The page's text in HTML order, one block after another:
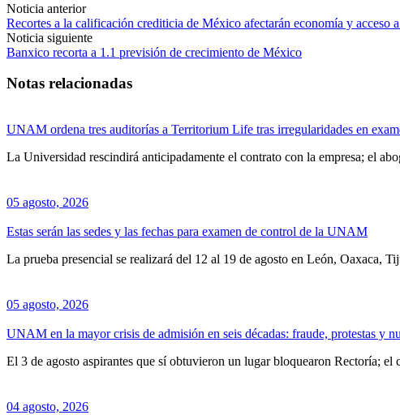
Noticia anterior
Recortes a la calificación crediticia de México afectarán economía y acceso
Noticia siguiente
Banxico recorta a 1.1 previsión de crecimiento de México
Notas relacionadas
UNAM ordena tres auditorías a Territorium Life tras irregularidades en
La Universidad rescindirá anticipadamente el contrato con la empresa; el
05 agosto, 2026
Estas serán las sedes y las fechas para examen de control de la UNAM
La prueba presencial se realizará del 12 al 19 de agosto en León, Oaxaca,
05 agosto, 2026
UNAM en la mayor crisis de admisión en seis décadas: fraude, protestas y
El 3 de agosto aspirantes que sí obtuvieron un lugar bloquearon Rectoría;
04 agosto, 2026